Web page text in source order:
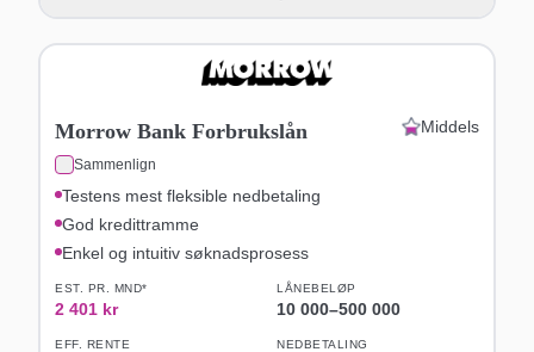
Morrow Bank Forbrukslån
Sammenlign
Middels
Testens mest fleksible nedbetaling
God kredittramme
Enkel og intuitiv søknadsprosess
EST. PR. MND*
2 401 kr
LÅNEBELØP
10 000–500 000
EFF. RENTE NEDBETALING